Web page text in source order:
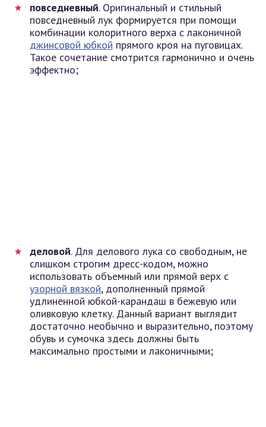
повседневный. Оригинальный и стильный
повседневный лук формируется при помощи
комбинации колоритного верха с лаконичной
джинсовой юбкой прямого кроя на пуговицах.
Такое сочетание смотрится гармонично и очень
эффектно;
деловой. Для делового лука со свободным, не
слишком строгим дресс-кодом, можно
использовать объемный или прямой верх с
узорной вязкой, дополненный прямой
удлиненной юбкой-карандаш в бежевую или
оливковую клетку. Данный вариант выглядит
достаточно необычно и выразительно, поэтому
обувь и сумочка здесь должны быть
максимально простыми и лаконичными;